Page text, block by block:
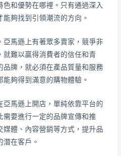
和優勢在哪裡。只有通過深入
夠找到引領潮流的方向。
馬遜上有著眾多賣家，競爭非
難以贏得消費者的信任和青
牌，就必須在產品質量和服務
夠得到滿意的購物體驗。
馬遜上開店，單純依靠平台的
要進行一定的品牌宣傳和推
體、內容營銷等方式，提升品
在客戶。